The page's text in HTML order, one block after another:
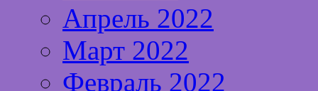
Апрель 2022
Март 2022
Февраль 2022